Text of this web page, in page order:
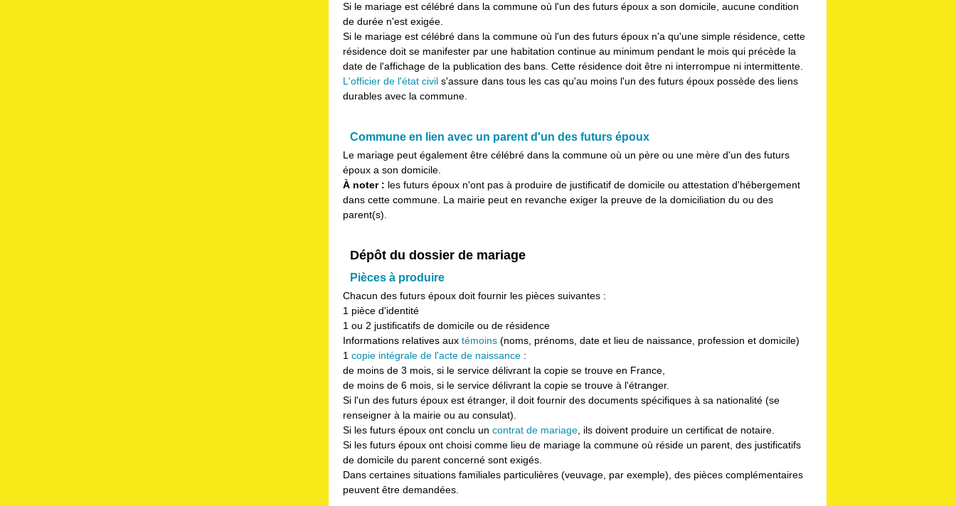
Si le mariage est célébré dans la commune où l'un des futurs époux a son domicile, aucune condition
de durée n'est exigée.
Si le mariage est célébré dans la commune où l'un des futurs époux n'a qu'une simple résidence, cette
résidence doit se manifester par une habitation continue au minimum pendant le mois qui précède la
date de l'affichage de la publication des bans. Cette résidence doit être ni interrompue ni intermittente.
L'officier de l'état civil s'assure dans tous les cas qu'au moins l'un des futurs époux possède des liens
durables avec la commune.
Commune en lien avec un parent d'un des futurs époux
Le mariage peut également être célébré dans la commune où un père ou une mère d'un des futurs
époux a son domicile.
À noter : les futurs époux n'ont pas à produire de justificatif de domicile ou attestation d'hébergement
dans cette commune. La mairie peut en revanche exiger la preuve de la domiciliation du ou des
parent(s).
Dépôt du dossier de mariage
Pièces à produire
Chacun des futurs époux doit fournir les pièces suivantes :
1 pièce d'identité
1 ou 2 justificatifs de domicile ou de résidence
Informations relatives aux témoins (noms, prénoms, date et lieu de naissance, profession et domicile)
1 copie intégrale de l'acte de naissance :
de moins de 3 mois, si le service délivrant la copie se trouve en France,
de moins de 6 mois, si le service délivrant la copie se trouve à l'étranger.
Si l'un des futurs époux est étranger, il doit fournir des documents spécifiques à sa nationalité (se
renseigner à la mairie ou au consulat).
Si les futurs époux ont conclu un contrat de mariage , ils doivent produire un certificat de notaire.
Si les futurs époux ont choisi comme lieu de mariage la commune où réside un parent, des justificatifs
de domicile du parent concerné sont exigés.
Dans certaines situations familiales particulières (veuvage, par exemple), des pièces complémentaires
peuvent être demandées.